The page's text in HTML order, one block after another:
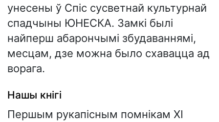
унесены ў Спіс сусветнай культурнай
спадчыны ЮНЕСКА. Замкі былі
найперш абарончымі збудаваннямі,
месцам, дзе можна было схавацца ад
ворага.
Нашы кнігі
Першым рукапісным помнікам XI